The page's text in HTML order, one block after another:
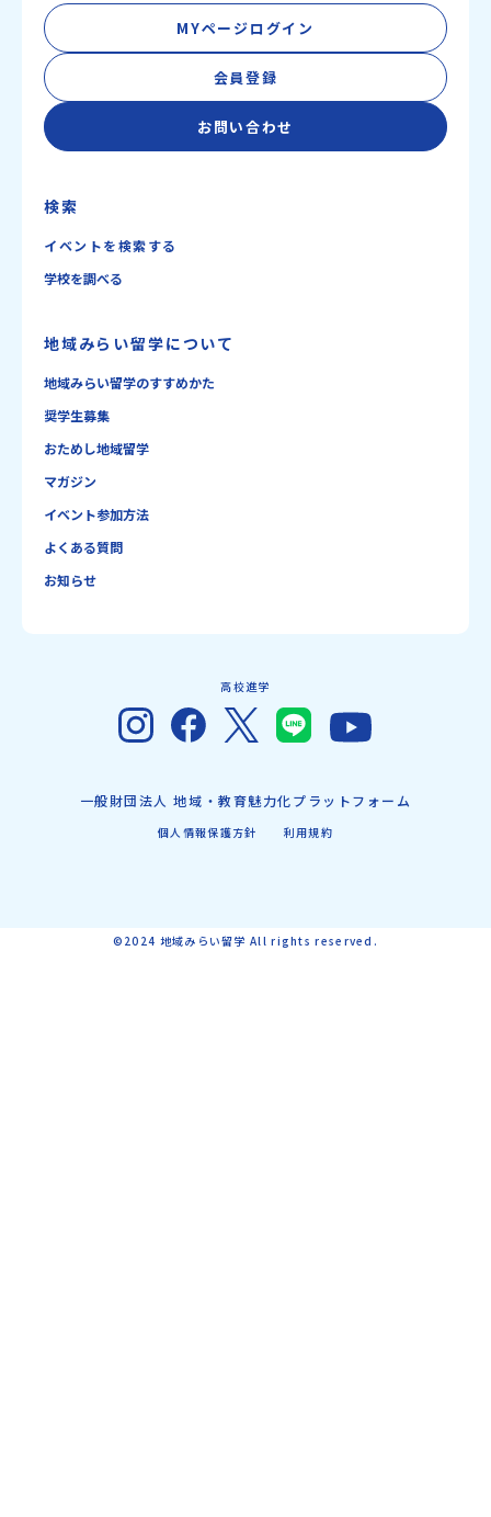
MYページログイン
会員登録
お問い合わせ
検索
イベントを検索する
学校を調べる
地域みらい留学について
地域みらい留学のすすめかた
奨学生募集
おためし地域留学
マガジン
イベント参加方法
よくある質問
お知らせ
高校進学
一般財団法人 地域・教育魅力化プラットフォーム
個人情報保護方針 利用規約
©2024 地域みらい留学 All rights reserved.